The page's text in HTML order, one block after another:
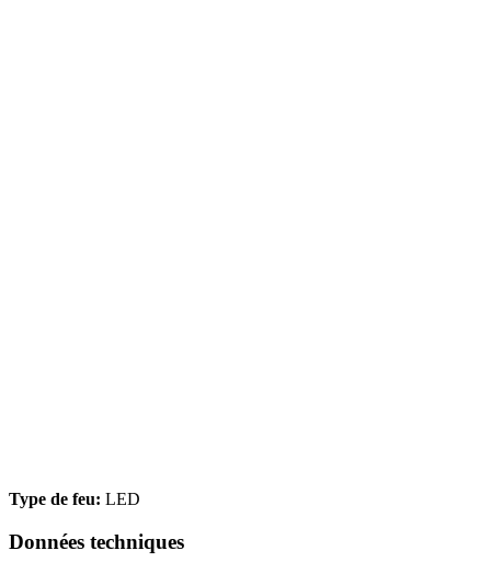
Type de feu: LED
Données techniques